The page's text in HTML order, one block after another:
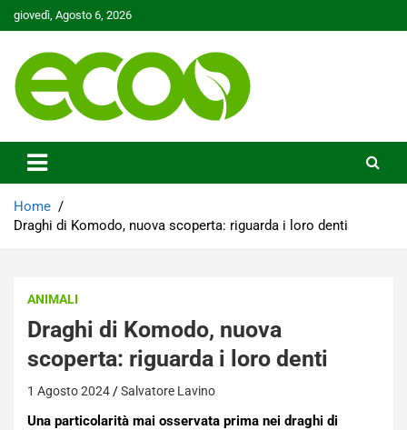
Skip
to
giovedì, Agosto 6, 2026
Ecoo.it
Home
Draghi di Komodo, nuova scoperta: riguarda i loro denti
ANIMALI
Draghi di Komodo, nuova
scoperta: riguarda i loro denti
1 Agosto 2024 Salvatore Lavino
Una particolarità mai osservata prima nei draghi di